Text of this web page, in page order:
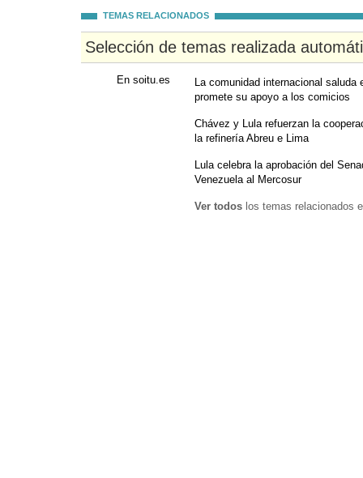
TEMAS RELACIONADOS
Selección de temas realizada
En soitu.es
La comunidad internacional
promete su apoyo a los comicios
Chávez y Lula refuerzan la
la refinería Abreu e Lima
Lula celebra la aprobación del
Venezuela al Mercosur
Ver todos los temas relacionados